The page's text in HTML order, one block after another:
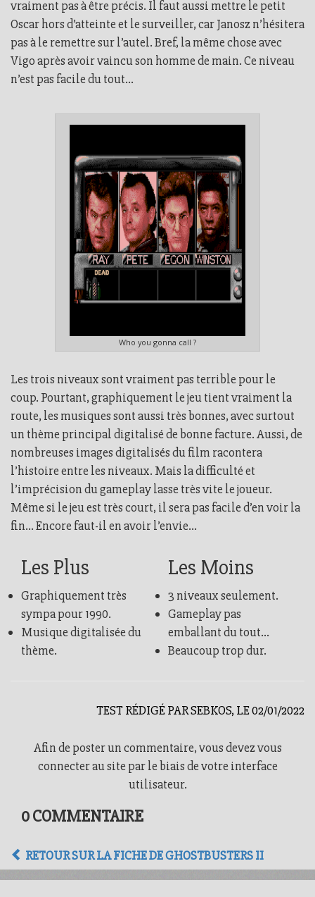
vraiment pas à être précis. Il faut aussi mettre le petit
Oscar hors d’atteinte et le surveiller, car Janosz n’hésitera
pas à le remettre sur l’autel. Bref, la même chose avec
Vigo après avoir vaincu son homme de main. Ce niveau
n’est pas facile du tout...
Who you gonna call ?
Les trois niveaux sont vraiment pas terrible pour le
coup. Pourtant, graphiquement le jeu tient vraiment la
route, les musiques sont aussi très bonnes, avec surtout
un thème principal digitalisé de bonne facture. Aussi, de
nombreuses images digitalisés du film racontera
l’histoire entre les niveaux. Mais la difficulté et
l’imprécision du gameplay lasse très vite le joueur.
Même si le jeu est très court, il sera pas facile d’en voir la
fin… Encore faut-il en avoir l’envie...
Les Plus
Graphiquement très
sympa pour 1990.
Musique digitalisée du
thème.
Les Moins
3 niveaux seulement.
Gameplay pas
emballant du tout…
Beaucoup trop dur.
TEST RÉDIGÉ PAR SEBKOS, LE 02/01/2022
Afin de poster un commentaire, vous devez vous
connecter au site par le biais de votre interface
utilisateur.
0 COMMENTAIRE
RETOUR SUR LA FICHE DE GHOSTBUSTERS II